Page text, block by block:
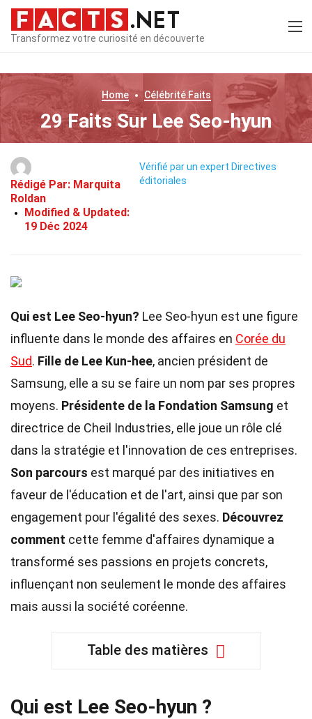
Transformez votre curiosité en découverte
Home CélébritéFaits
29 Faits Sur Lee Seo-hyun
Rédigé Par: Marquita
Roldan
Modified & Updated:
19 Déc 2024
Vérifié par un expert Directives
éditoriales
Qui est Lee Seo-hyun? Lee Seo-hyun est une figure
influente dans le monde des affaires en Corée du
Sud. Fille de Lee Kun-hee, ancien président de
Samsung, elle a su se faire un nom par ses propres
moyens. Présidente de la Fondation Samsung et
directrice de Cheil Industries, elle joue un rôle clé
dans la stratégie et l'innovation de ces entreprises.
Son parcours est marqué par des initiatives en
faveur de l'éducation et de l'art, ainsi que par son
engagement pour l'égalité des sexes. Découvrez
comment cette femme d'affaires dynamique a
transformé ses passions en projets concrets,
influençant non seulement le monde des affaires
mais aussi la société coréenne.
Table des matières
Qui est Lee Seo-hyun ?